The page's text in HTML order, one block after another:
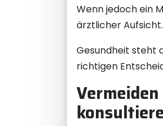
Wenn jedoch ein
ärztlicher Aufsicht.
Gesundheit steht
richtigen